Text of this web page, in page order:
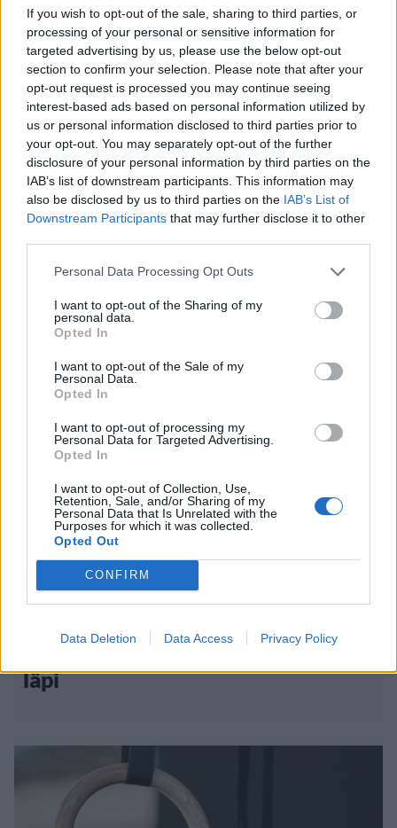
If you wish to opt-out of the sale, sharing to third parties, or
processing of your personal or sensitive information for
targeted advertising by us, please use the below opt-out
section to confirm your selection. Please note that after your
opt-out request is processed you may continue seeing
interest-based ads based on personal information utilized by
us or personal information disclosed to third parties prior to
your opt-out. You may separately opt-out of the further
disclosure of your personal information by third parties on the
IAB’s list of downstream participants. This information may
also be disclosed by us to third parties on the IAB’s List of
Downstream Participants that may further disclose it to other
Personal Data Processing Opt Outs
I want to opt-out of the Sharing of my
personal data.
Opted In
I want to opt-out of the Sale of my
Personal Data.
Opted In
I want to opt-out of processing my
Personal Data for Targeted Advertising.
Opted In
I want to opt-out of Collection, Use,
Retention, Sale, and/or Sharing of my
Personal Data that Is Unrelated with the
Purposes for which it was collected.
Opted Out
CONFIRM
Data Deletion Data Access Privacy Policy
Lifestyle Terveys
24.3.2020, 18:00
Soita videopuhelu mummolle ja
jumpatkaa yhdessä – ikäihmiset
tarvitsevat nyt liikuntaa
Viihdeuutiset
16.7.2019, 21:00
Voimamiehen uskomaton suoritus
– löi kädellä nauloja paistinpannun
läpi